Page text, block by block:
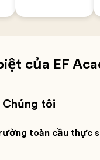
của EF
tôi
toàn cầu thực